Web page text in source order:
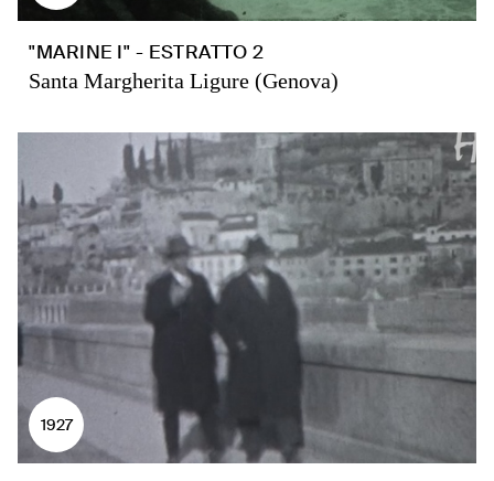
"MARINE I" - ESTRATTO 2
Santa Margherita Ligure (Genova)
1927